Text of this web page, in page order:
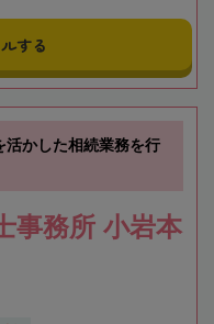
する
活かした相続業務を行
事務所 小岩本